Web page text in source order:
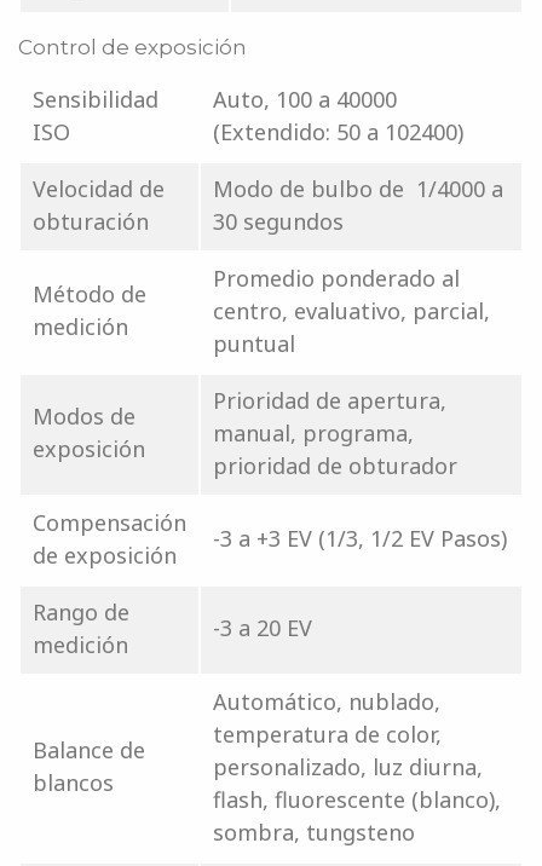
Control de exposición
Sensibilidad
ISO
Auto, 100 a 40000
(Extendido: 50 a 102400)
Velocidad de
obturación
Modo de bulbo de 1/4000 a
30 segundos
Método de
medición
Promedio ponderado al
centro, evaluativo, parcial,
puntual
Modos de
exposición
Prioridad de apertura,
manual, programa,
prioridad de obturador
Compensación
de exposición
-3 a +3 EV (1/3, 1/2 EV Pasos)
Rango de
medición
-3 a 20 EV
Balance de
blancos
Automático, nublado,
temperatura de color,
personalizado, luz diurna,
flash, fluorescente (blanco),
sombra, tungsteno